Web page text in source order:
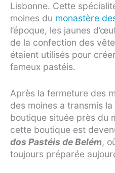
Lisbonne. Cette
moines du monastère
l’époque, les jaunes
de la confection des
étaient utilisés pour
fameux pastéis.
Après la fermeture des
des moines a transmis
boutique située près du
cette boutique est
dos Pastéis de Belém,
toujours préparée